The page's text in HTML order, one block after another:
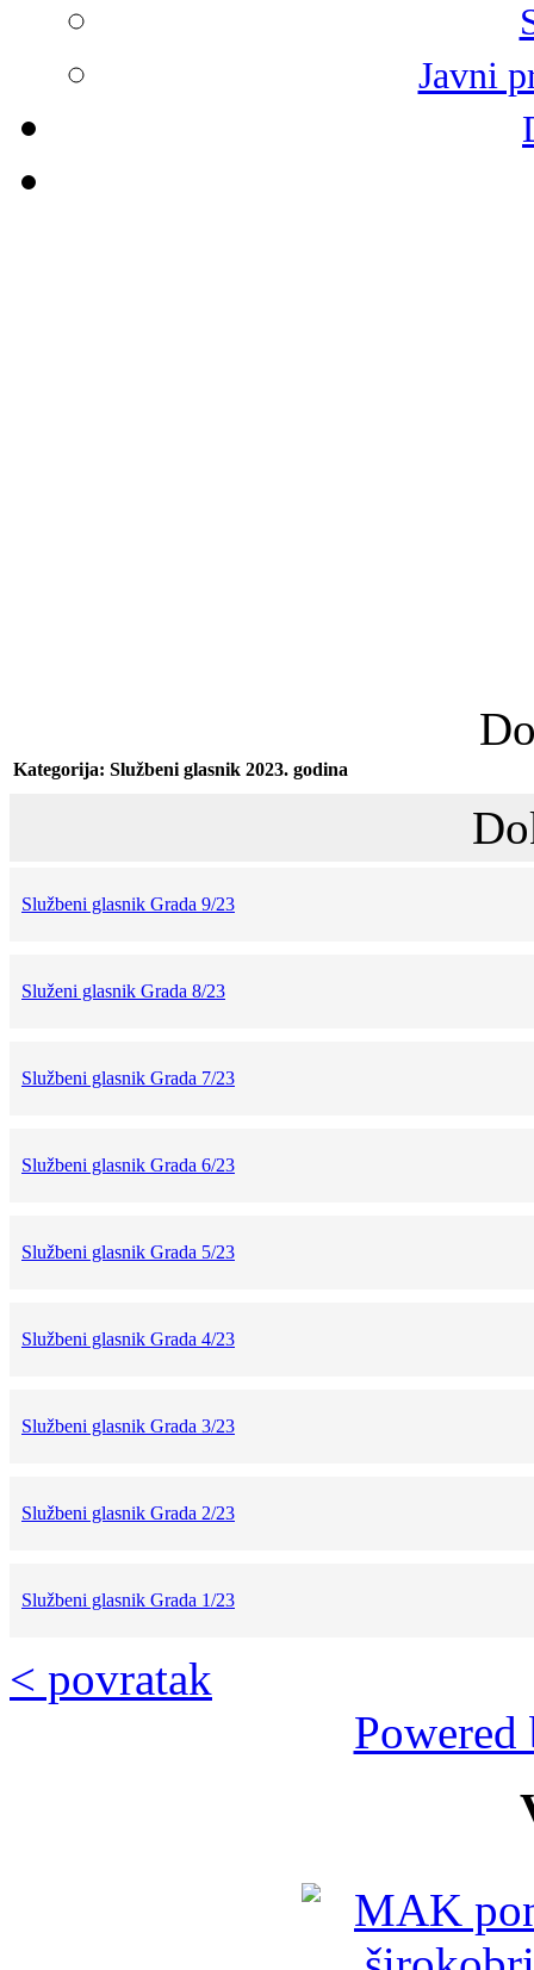
Javni
Kategorija: Službeni glasnik 2023. godina
Službeni glasnik Grada 9/23
Služeni glasnik Grada 8/23
Službeni glasnik Grada 7/23
Službeni glasnik Grada 6/23
Službeni glasnik Grada 5/23
Službeni glasnik Grada 4/23
Službeni glasnik Grada 3/23
Službeni glasnik Grada 2/23
Službeni glasnik Grada 1/23
< povratak